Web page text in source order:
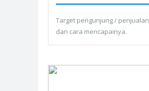
Target pengunjung / penjualan
dan cara mencapainya.